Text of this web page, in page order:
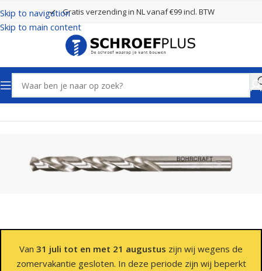
Skip to navigation
Skip to main content
Gratis verzending in NL vanaf €99 incl. BTW
Home Boren Spiraalboren
Van 31 juli tot en met 21 augustus zijn wij wegens de
zomervakantie gesloten. In deze periode zijn wij beperkt